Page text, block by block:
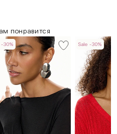
понравится
-30% Sale -30%